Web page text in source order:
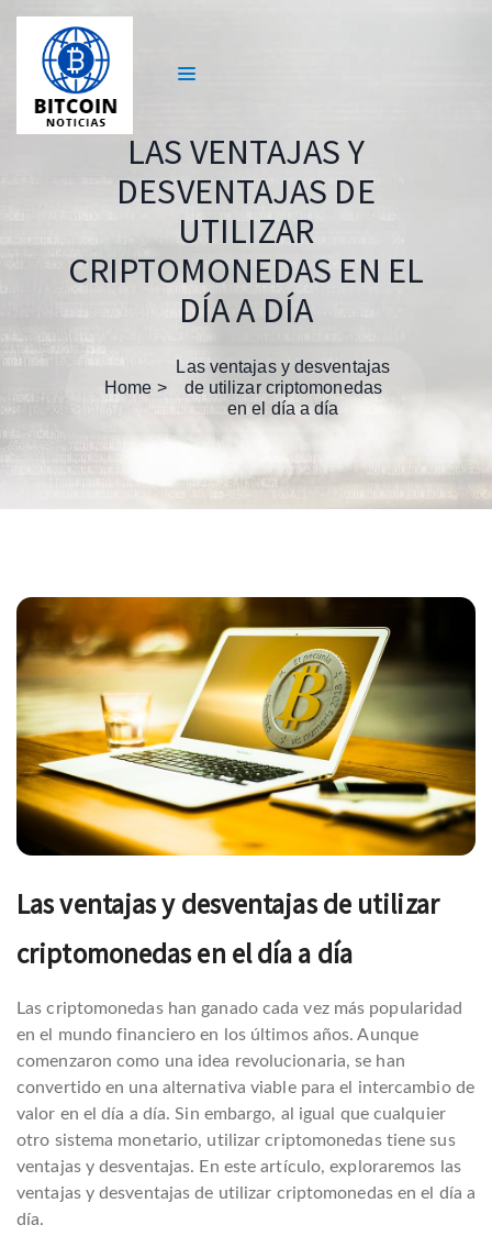
LAS VENTAJAS Y
DESVENTAJAS DE
UTILIZAR
CRIPTOMONEDAS EN EL
DÍA A DÍA
Home
Las ventajas y desventajas
de utilizar criptomonedas
en el día a día
Las ventajas y desventajas de utilizar
criptomonedas en el día a día
Las criptomonedas han ganado cada vez más popularidad
en el mundo financiero en los últimos años. Aunque
comenzaron como una idea revolucionaria, se han
convertido en una alternativa viable para el intercambio de
valor en el día a día. Sin embargo, al igual que cualquier
otro sistema monetario, utilizar criptomonedas tiene sus
ventajas y desventajas. En este artículo, exploraremos las
ventajas y desventajas de utilizar criptomonedas en el día a
día.
Navegación
de
entradas